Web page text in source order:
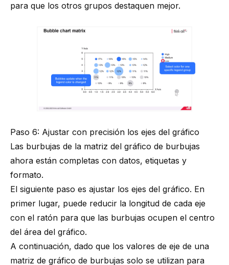
para que los otros grupos destaquen mejor.
Paso 6: Ajustar con precisión los ejes del gráfico
Las burbujas de la matriz del gráfico de burbujas
ahora están completas con datos, etiquetas y
formato.
El siguiente paso es ajustar los ejes del gráfico. En
primer lugar, puede reducir la longitud de cada eje
con el ratón para que las burbujas ocupen el centro
del área del gráfico.
A continuación, dado que los valores de eje de una
matriz de gráfico de burbujas solo se utilizan para